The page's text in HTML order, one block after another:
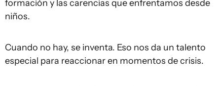
formación y las carencias que enfrentamos desde
niños.
Cuando no hay, se inventa. Eso nos da un talento
especial para reaccionar en momentos de crisis.